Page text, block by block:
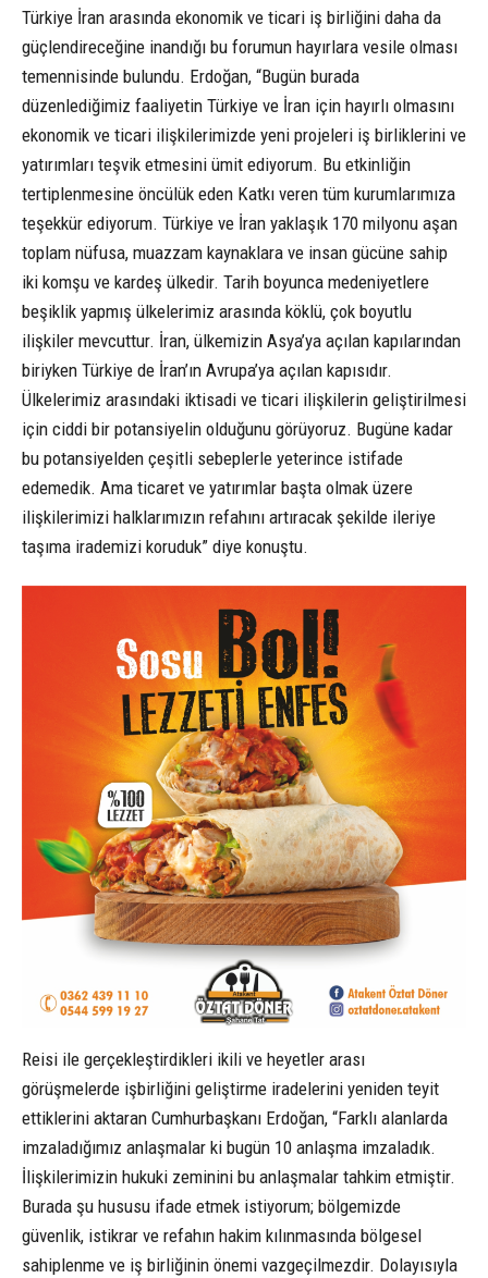
Türkiye İran arasında ekonomik ve ticari iş birliğini daha da
güçlendireceğine inandığı bu forumun hayırlara vesile olması
temennisinde bulundu. Erdoğan, “Bugün burada
düzenlediğimiz faaliyetin Türkiye ve İran için hayırlı olmasını
ekonomik ve ticari ilişkilerimizde yeni projeleri iş birliklerini ve
yatırımları teşvik etmesini ümit ediyorum. Bu etkinliğin
tertiplenmesine öncülük eden Katkı veren tüm kurumlarımıza
teşekkür ediyorum. Türkiye ve İran yaklaşık 170 milyonu aşan
toplam nüfusa, muazzam kaynaklara ve insan gücüne sahip
iki komşu ve kardeş ülkedir. Tarih boyunca medeniyetlere
beşiklik yapmış ülkelerimiz arasında köklü, çok boyutlu
ilişkiler mevcuttur. İran, ülkemizin Asya’ya açılan kapılarından
biriyken Türkiye de İran’ın Avrupa’ya açılan kapısıdır.
Ülkelerimiz arasındaki iktisadi ve ticari ilişkilerin geliştirilmesi
için ciddi bir potansiyelin olduğunu görüyoruz. Bugüne kadar
bu potansiyelden çeşitli sebeplerle yeterince istifade
edemedik. Ama ticaret ve yatırımlar başta olmak üzere
ilişkilerimizi halklarımızın refahını artıracak şekilde ileriye
taşıma irademizi koruduk” diye konuştu.
Reisi ile gerçekleştirdikleri ikili ve heyetler arası
görüşmelerde işbirliğini geliştirme iradelerini yeniden teyit
ettiklerini aktaran Cumhurbaşkanı Erdoğan, “Farklı alanlarda
imzaladığımız anlaşmalar ki bugün 10 anlaşma imzaladık.
İlişkilerimizin hukuki zeminini bu anlaşmalar tahkim etmiştir.
Burada şu hususu ifade etmek istiyorum; bölgemizde
güvenlik, istikrar ve refahın hakim kılınmasında bölgesel
sahiplenme ve iş birliğinin önemi vazgeçilmezdir. Dolayısıyla